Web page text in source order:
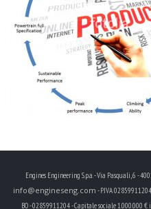
Engines Engineering S.p.a. - Via Pasquali, 6 -
info@engineseng.com - P.IVA
BO - 02859911204 - Capitale sociale 1.000.000 €